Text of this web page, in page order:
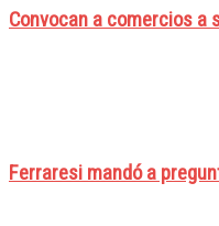
Convocan a comercios a
Ferraresi mandó a